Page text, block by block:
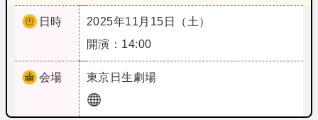
日時
2025年11月15日（土）
開演：14:00
会場 東京 日生劇場